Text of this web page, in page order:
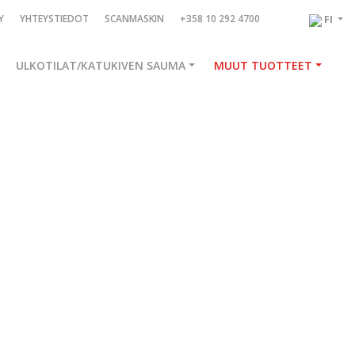
FI
YHTEYSTIEDOT SCANMASKIN +358 10 292 4700
ULKOTILAT/KATUKIVEN SAUMA MUUT TUOTTEET